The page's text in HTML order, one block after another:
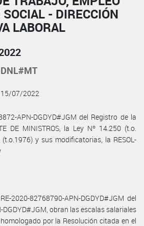
- DIRECCIÓN
LABORAL
15/07/2022
APN-DGDYD#JGM del Registro de la
DE MINISTROS, la Ley Nº 14.250 (t.o.
y sus modificatorias, la RESOL-
2020-82768790-APN-DGDYD#JGM del
obran las escalas salariales
por la Resolución citada en el